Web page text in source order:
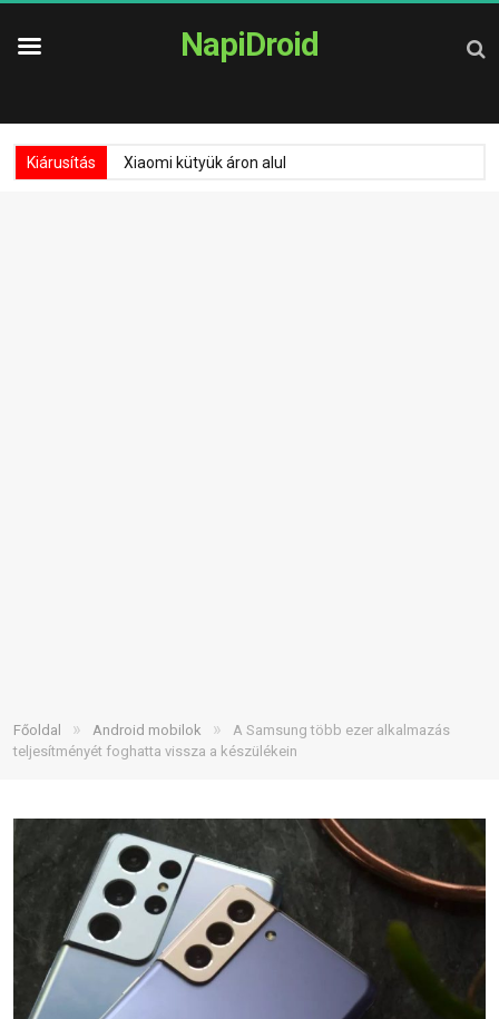
NapiDroid
Kiárusítás Xiaomi kütyük áron alul
Főoldal » Android mobilok »
A Samsung több ezer alkalmazás
teljesítményét foghatta vissza a készülékein